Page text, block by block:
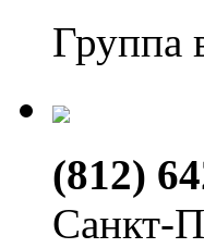
Группа
(812)
Санкт-